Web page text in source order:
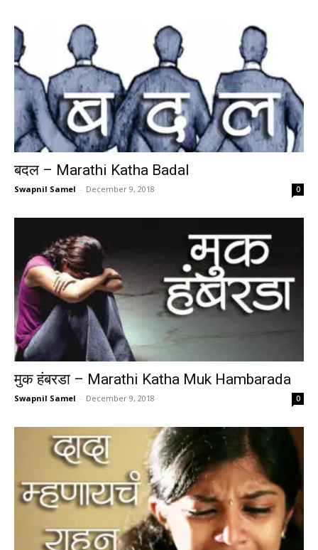
बदल – Marathi Katha Badal
Swapnil Samel - December 9, 2018 0
मुक हंबरडा – Marathi Katha Muk Hambarada
Swapnil Samel - December 9, 2018 0